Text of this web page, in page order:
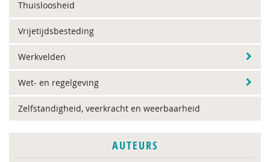
Thuisloosheid
Vrijetijdsbesteding
Werkvelden
Wet- en regelgeving
Zelfstandigheid, veerkracht en weerbaarheid
AUTEURS